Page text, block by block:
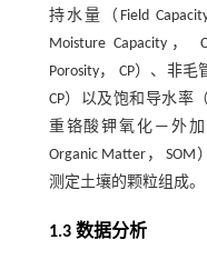
持水量（Field
Moisture Capacity
Porosity， CP）、非毛
CP）以及饱和导水率
重铬酸钾氧化—外
Organic Matter，
测定土壤的颗粒组成。
1.3 数据分析